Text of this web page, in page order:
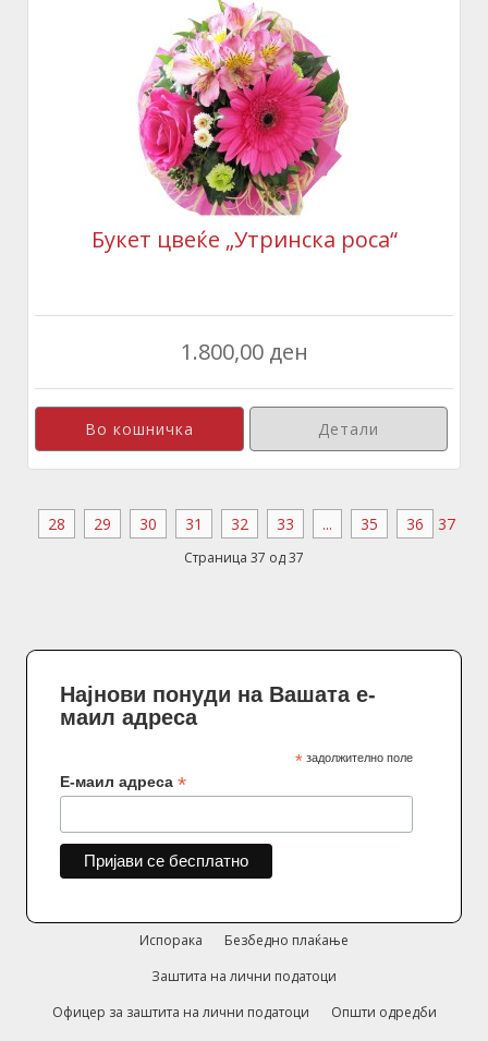
Букет цвеќе „Утринска роса“
1.800,00 ден
Детали
28 29 30 31 32 33 ... 35 36 37
Страница 37 од 37
Најнови понуди на Вашата е-
маил адреса
* задолжително поле
Е-маил адреса *
Испорака
Безбедно плаќање
Заштита на лични податоци
Офицер за заштита на лични податоци
Општи одредби